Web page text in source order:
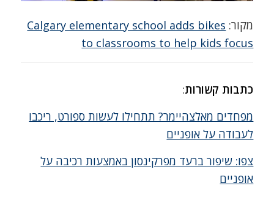
מקור: Calgary elementary school adds bikes
to classrooms to help kids focus
כתבות קשורות:
מפחדים מאלצהיימר? תתחילו לעשות ספורט, ריכבו
לעבודה על אופניים
צפו: שיפור ברעד מפרקינסון באמצעות רכיבה על
אופניים